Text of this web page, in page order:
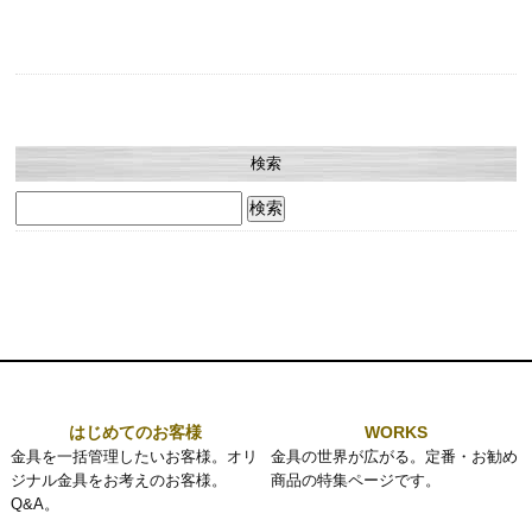
検索
索:
はじめてのお客様
金具を一括管理したいお客様。オリ
ジナル金具をお考えのお客様。
Q&A。
WORKS
金具の世界が広がる。定番・お勧め
商品の特集ページです。